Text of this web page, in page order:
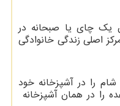
یک چای یا صبحانه در
اصلی زندگی خانوادگی
شام را در آشپزخانه خود
را در همان آشپزخانه